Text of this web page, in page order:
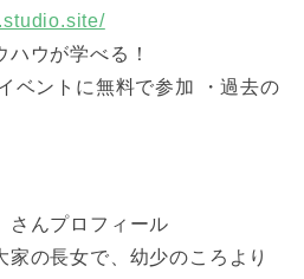
ウが学べる！
ベントに無料で参加 ・過去の
さんプロフィール
家の長女で、幼少のころより